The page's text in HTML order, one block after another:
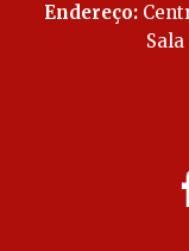
Endereço: